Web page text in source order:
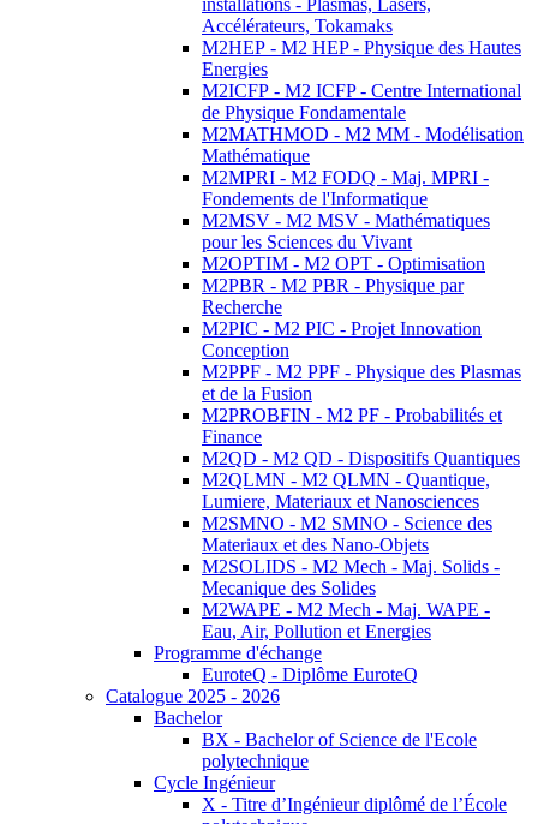
installations - Plasmas, Lasers,
Accélérateurs, Tokamaks
M2HEP - M2 HEP - Physique des Hautes
Energies
M2ICFP - M2 ICFP - Centre International
de Physique Fondamentale
M2MATHMOD - M2 MM - Modélisation
Mathématique
M2MPRI - M2 FODQ - Maj. MPRI -
Fondements de l'Informatique
M2MSV - M2 MSV - Mathématiques
pour les Sciences du Vivant
M2OPTIM - M2 OPT - Optimisation
M2PBR - M2 PBR - Physique par
Recherche
M2PIC - M2 PIC - Projet Innovation
Conception
M2PPF - M2 PPF - Physique des Plasmas
et de la Fusion
M2PROBFIN - M2 PF - Probabilités et
Finance
M2QD - M2 QD - Dispositifs Quantiques
M2QLMN - M2 QLMN - Quantique,
Lumiere, Materiaux et Nanosciences
M2SMNO - M2 SMNO - Science des
Materiaux et des Nano-Objets
M2SOLIDS - M2 Mech - Maj. Solids -
Mecanique des Solides
M2WAPE - M2 Mech - Maj. WAPE -
Eau, Air, Pollution et Energies
Programme d'échange
EuroteQ - Diplôme EuroteQ
Catalogue 2025 - 2026
Bachelor
BX - Bachelor of Science de l'Ecole
polytechnique
Cycle Ingénieur
X - Titre d’Ingénieur diplômé de l’École